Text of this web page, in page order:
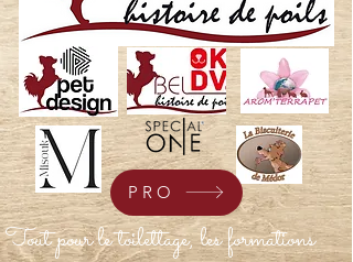
Tout pour le toilettage, les formations
PRO